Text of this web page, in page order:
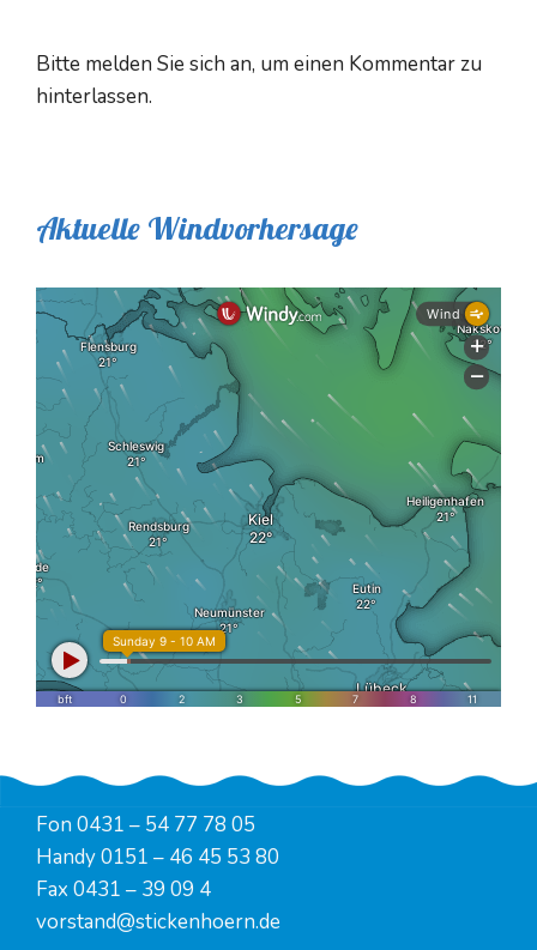
Bitte melden Sie sich an, um einen Kommentar zu
hinterlassen.
Aktuelle Windvorhersage
Fon0431 – 54 77 78 05
Handy0151 – 46 45 53 80
Fax 0431 – 39 09 4
vorstand@stickenhoern.de